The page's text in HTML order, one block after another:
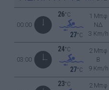
00:00
26°C
27°C
1 Μπφ
ΝΔ
3 Km/h
03:00
24°C
27°C
2 Μπφ
B
9 Km/h
23°C
2 Μπφ